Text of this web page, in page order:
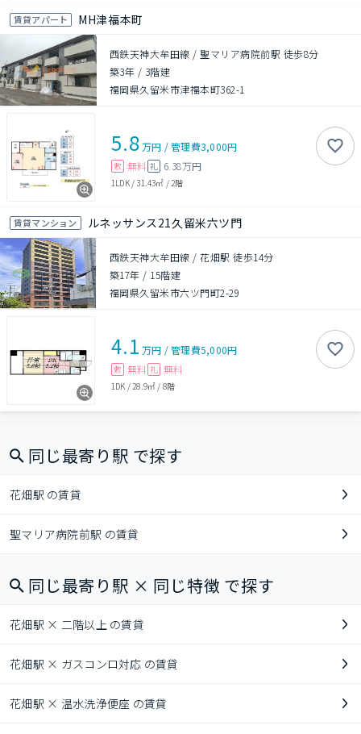
賃貸アパート MH津福本町
西鉄天神大牟田線 / 聖マリア病院前駅 徒歩8分
築3年 / 3階建
福岡県久留米市津福本町362-1
5.8万円 /管理費3,000円
敷 無料 礼 6.38万円
1LDK/31.43㎡ / 2階
賃貸マンション ルネッサンス21久留米六ツ門
西鉄天神大牟田線 / 花畑駅 徒歩14分
築17年 / 15階建
福岡県久留米市六ツ門町2-29
4.1 万円 /管理費5,000円
敷 無料 礼 無料
1DK / 28.9㎡ / 8階
同じ最寄り駅 で探す
花畑駅 の賃貸
聖マリア病院前駅 の賃貸
同じ最寄り駅 × 同じ特徴 で探す
花畑駅 × 二階以上 の賃貸
花畑駅 × ガスコンロ対応 の賃貸
花畑駅 × 温水洗浄便座 の賃貸